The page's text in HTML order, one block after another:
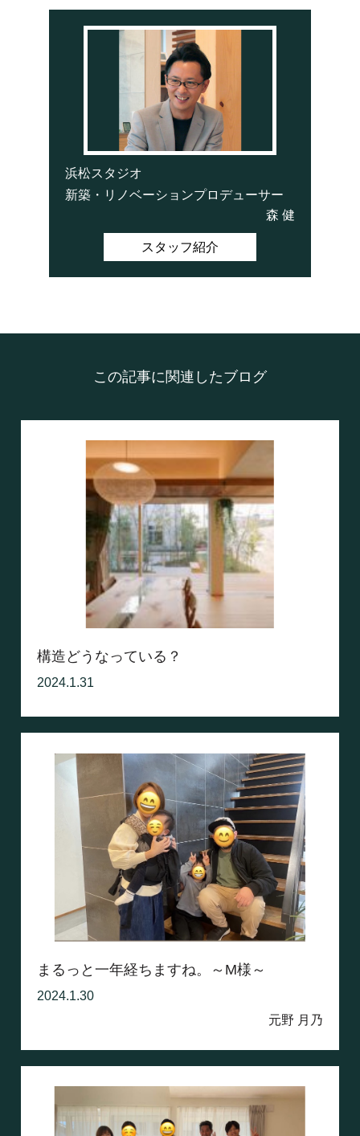
浜松スタジオ
新築・リノベーションプロデューサー
森 健
スタッフ紹介
この記事に関連したブログ
構造どうなっている？
2024.1.31
まるっと一年経ちますね。～M様～
2024.1.30
元野 月乃